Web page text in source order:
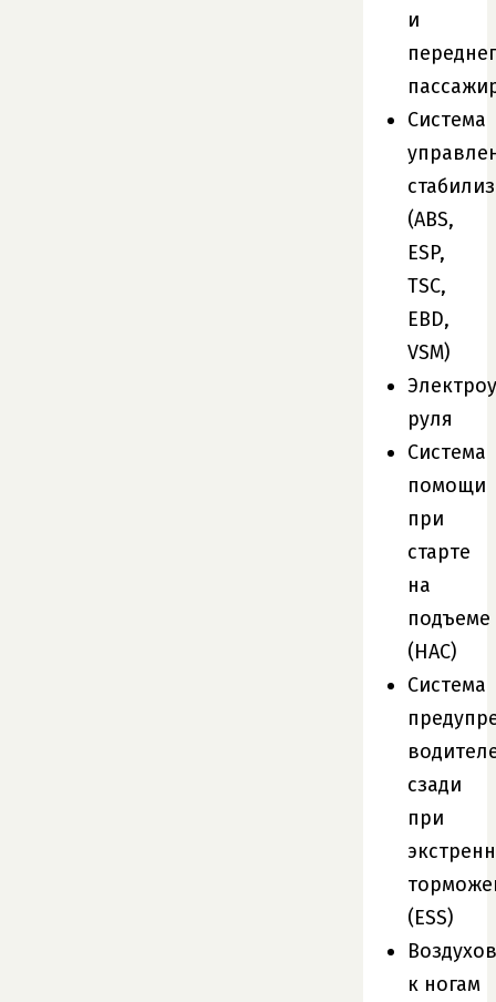
и
Система
(ABS,
ESP,
TSC,
EBD,
VSM)
руля
Система
помощи
при
старте
на
подъеме
(HAC)
Система
сзади
при
(ESS)
к ногам